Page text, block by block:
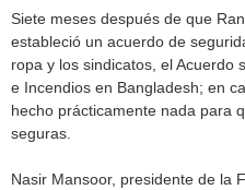
Siete meses después de que
estableció un acuerdo de
ropa y los sindicatos, el Acuerdo
e Incendios en Bangladesh; en
hecho prácticamente nada para
seguras.
Nasir Mansoor, presidente de la